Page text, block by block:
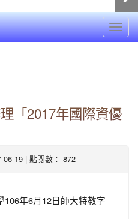
「2017年國際資優
06-19 | 點閱數： 872
年6月12日師大特教字